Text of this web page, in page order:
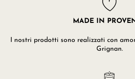
MADE IN
I nostri prodotti sono realizzati con
Grignan.